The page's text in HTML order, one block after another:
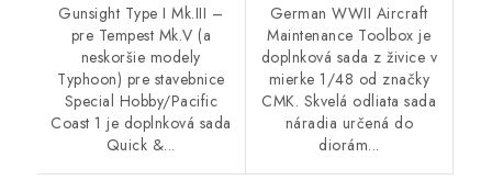
Gunsight Type I Mk.III –
pre Tempest Mk.V (a
neskoršie modely
Typhoon) pre stavebnice
Special Hobby/Pacific
Coast 1 je doplnková sada
Quick &...
German WWII Aircraft
Maintenance Toolbox je
doplnková sada z živice v
mierke 1/48 od značky
CMK. Skvelá odliata sada
náradia určená do
diorám...